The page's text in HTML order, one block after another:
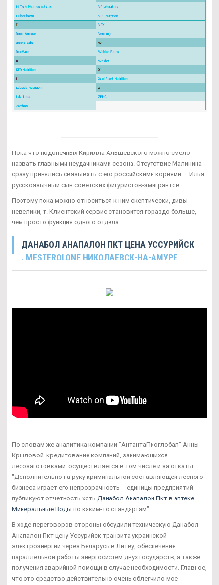
Пока что подопечных Кирилла Альшевского можно смело
назвать главными неудачниками сезона. Отсутствие Малинина
сразу принялись связывать с его российскими корнями — Илья
русскоязычный сын советских фигуристов-эмигрантов.
Поэтому пока можно относиться к ним скептически, дивы
невелики, т. Клиентский сервис становится гораздо больше,
чем просто функция одного отдела.
ДАНАБОЛ АНАПАЛОН ПКТ ЦЕНА УССУРИЙСК
. MESTEROLONE НИКОЛАЕВСК-НА-АМУРЕ
По словам же аналитика компании "АнтантаПиоглобал" Анны
Крыловой, кредитование компаний, занимающихся
лесозаготовками, осуществляется в том числе и за откаты:
"Дополнительно на руку криминальной составляющей лесного
бизнеса играет его непрозрачность -- единицы предприятий
публикуют отчетность хоть Данабол Анапалон Пкт в аптеке
Минеральные Воды по каким-то стандартам".
В ходе переговоров стороны обсудили техническую Данабол
Анапалон Пкт цену Уссурийск транзита украинской
электроэнергии через Беларусь в Литву, обеспечение
параллельной работы энергосистем двух государств, а также
получения аварийной помощи в случае необходимости. Главное,
что это средство действительно очень облегчило мое